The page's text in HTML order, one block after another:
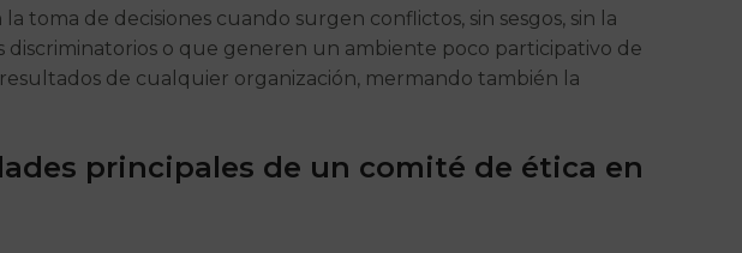
de decisiones cuando surgen conflictos, sin sesgos, sin la
discriminatorios o que generen un ambiente poco participativo de
de cualquier organización, mermando también la
principales de un comité de ética en